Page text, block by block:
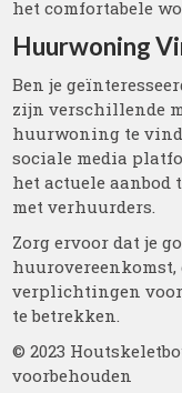
het comfortabele
Huurwoning
Ben je
zijn verschillende
huurwoning te
sociale media
het actuele aanbod
met verhuurders.
Zorg ervoor dat je
huurovereenkomst,
verplichtingen
te betrekken.
© 2023
voorbehouden